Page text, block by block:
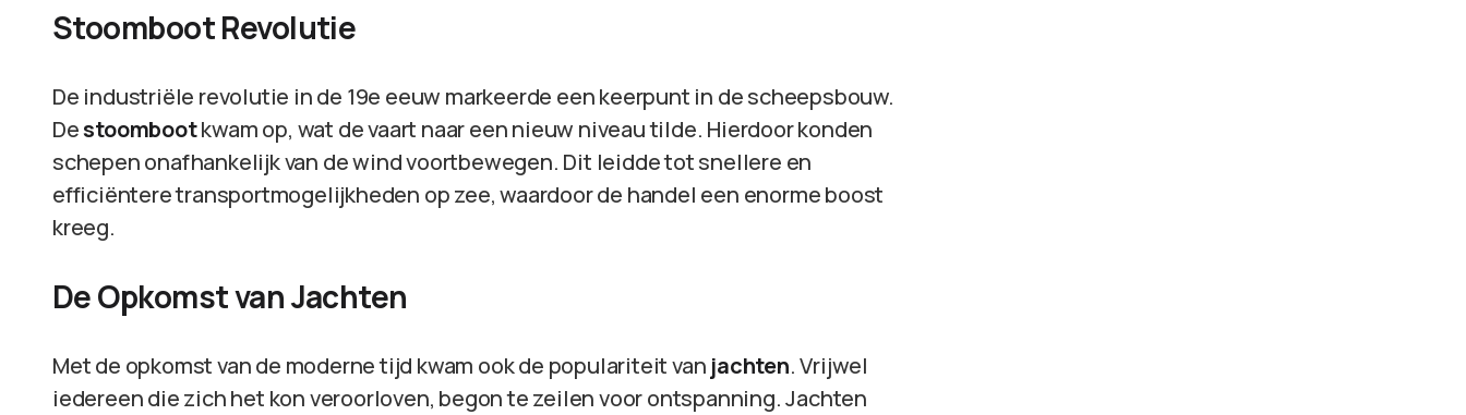
Stoomboot Revolutie
De industriële revolutie in de 19e eeuw markeerde een keerpunt in de scheepsbouw.
Destoombootkwam op, wat de vaart naar een nieuw niveau tilde. Hierdoor konden
schepen onafhankelijk van de wind voortbewegen. Dit leidde tot snellere en
efficiëntere transportmogelijkheden op zee, waardoor de handel een enorme boost
kreeg.
De Opkomst van Jachten
Met de opkomst van de moderne tijd kwam ook de populariteit van jachten. Vrijwel
iedereen die zich het kon veroorloven, begon te zeilen voor ontspanning. Jachten